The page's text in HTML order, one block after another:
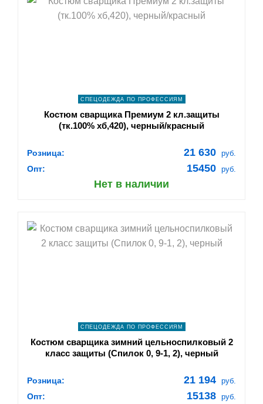
shopping_cart В КОРЗИНУ
СПЕЦОДЕЖДА ПО ПРОФЕССИЯМ
Костюм сварщика Премиум 2 кл.защиты
(тк.100% хб,420), черный/красный
Розница: 21 630 руб.
Опт: 15450 руб.
Нет в наличии
shopping_cart В КОРЗИНУ
СПЕЦОДЕЖДА ПО ПРОФЕССИЯМ
Костюм сварщика зимний цельноспилковый 2
класс защиты (Спилок 0, 9-1, 2), черный
Розница: 21 194 руб.
Опт: 15138 руб.